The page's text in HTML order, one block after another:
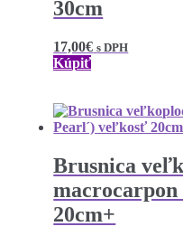
30cm
17,00€ s DPH
Kúpiť
Brusnica
20cm+